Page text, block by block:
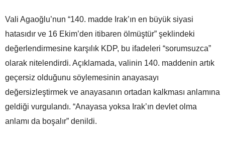
Vali Agaoğlu’nun “140. madde Irak’ın en büyük siyasi
hatasıdır ve 16 Ekim’den itibaren ölmüştür” şeklindeki
değerlendirmesine karşılık KDP, bu ifadeleri “sorumsuzca”
olarak nitelendirdi. Açıklamada, valinin 140. maddenin artık
geçersiz olduğunu söylemesinin anayasayı
değersizleştirmek ve anayasanın ortadan kalkması anlamına
geldiği vurgulandı. “Anayasa yoksa Irak’ın devlet olma
anlamı da boşalır” denildi.